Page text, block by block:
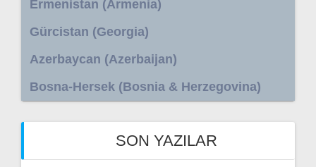
Ermenistan (Armenia)
Gürcistan (Georgia)
Azerbaycan (Azerbaijan)
Bosna-Hersek (Bosnia & Herzegovina)
SON YAZILAR